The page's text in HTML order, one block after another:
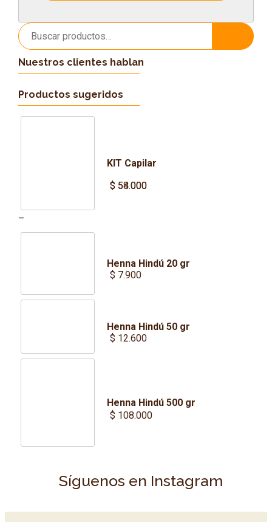
Buscar
por:
Nuestros clientes hablan
Productos sugeridos
KIT Capilar
$ 54.000
–
$ 58.000
Price
range:
Henna Hindú 20 gr
$ 7.900
Henna Hindú 50 gr
$ 12.600
Henna Hindú 500 gr
$ 108.000
Síguenos en Instagram